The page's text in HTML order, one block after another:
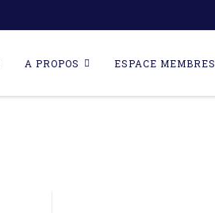
A PROPOS ESPACE MEMBRES